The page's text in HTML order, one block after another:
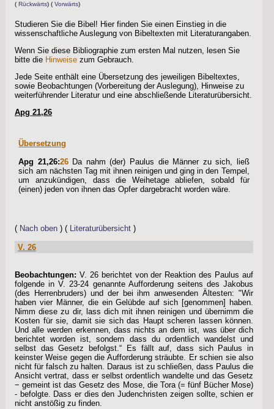
( Rückwärts) ( Vorwärts)
Studieren Sie die Bibel! Hier finden Sie einen Einstieg in die
wissenschaftliche Auslegung von Bibeltexten mit Literaturangaben.
Wenn Sie diese Bibliographie zum ersten Mal nutzen, lesen Sie
bitte die Hinweise zum Gebrauch.
Jede Seite enthält eine Übersetzung des jeweiligen Bibeltextes,
sowie Beobachtungen (Vorbereitung der Auslegung), Hinweise zu
weiterführender Literatur und eine abschließende Literaturübersicht.
Apg 21,26
Übersetzung
Apg 21,26:26 Da nahm (der) Paulus die Männer zu sich, ließ
sich am nächsten Tag mit ihnen reinigen und ging in den Tempel,
um anzukündigen, dass die Weihetage abliefen, sobald für
(einen) jeden von ihnen das Opfer dargebracht worden wäre.
( Nach oben ) ( Literaturübersicht )
V. 26
Beobachtungen: V. 26 berichtet von der Reaktion des Paulus auf
folgende in V. 23-24 genannte Aufforderung seitens des Jakobus
(des Herrenbruders) und der bei ihm anwesenden Ältesten: "Wir
haben vier Männer, die ein Gelübde auf sich [genommen] haben.
Nimm diese zu dir, lass dich mit ihnen reinigen und übernimm die
Kosten für sie, damit sie sich das Haupt scheren lassen können.
Und alle werden erkennen, dass nichts an dem ist, was über dich
berichtet worden ist, sondern dass du ordentlich wandelst und
selbst das Gesetz befolgst.“ Es fällt auf, dass sich Paulus in
keinster Weise gegen die Aufforderung sträubte. Er schien sie also
nicht für falsch zu halten. Daraus ist zu schließen, dass Paulus die
Ansicht vertrat, dass er selbst ordentlich wandelte und das Gesetz
− gemeint ist das Gesetz des Mose, die Tora (= fünf Bücher Mose)
- befolgte. Dass er dies den Judenchristen zeigen sollte, schien er
nicht anstößig zu finden.